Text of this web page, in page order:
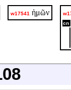
w17541 ἡμῶν
cn